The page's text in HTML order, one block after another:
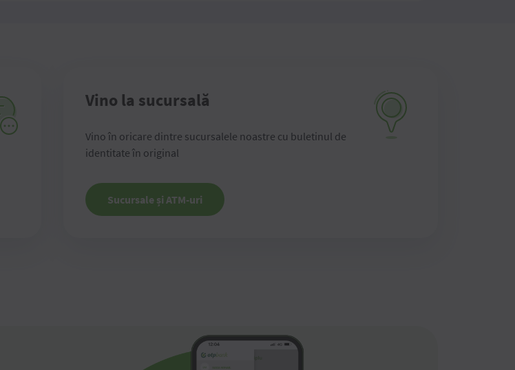
Vino la sucursală
Vino în oricare dintre sucursalele noastre cu buletinul de
identitate în original
Sucursale și ATM-uri